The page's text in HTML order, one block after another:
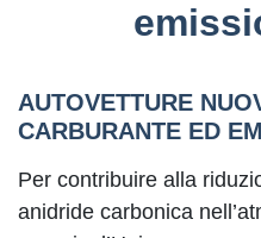
AUTOVETTURE
CARBURANTE ED
Per contribuire alla
anidride carbonica